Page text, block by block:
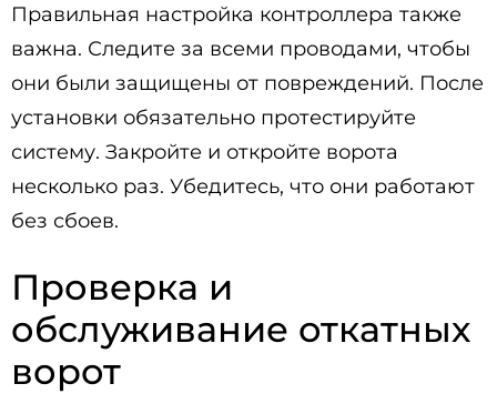
Правильная настройка контроллера также
важна. Следите за всеми проводами, чтобы
они были защищены от повреждений. После
установки обязательно протестируйте
систему. Закройте и откройте ворота
несколько раз. Убедитесь, что они работают
без сбоев.
Проверка и
обслуживание откатных
ворот